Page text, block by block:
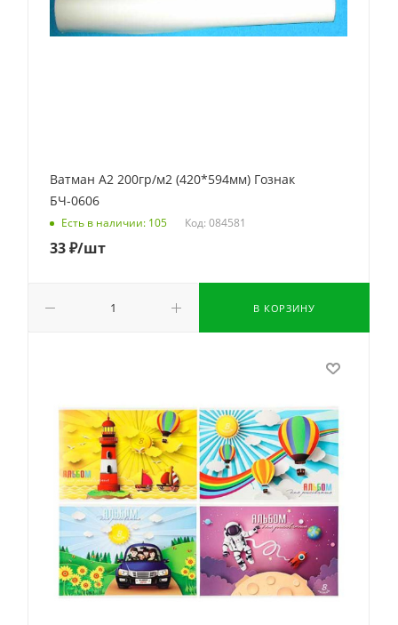
Ватман А2 200гр/м2 (420*594мм) Гознак
БЧ-0606
Есть в наличии: 105 Код: 084581
33₽/шт
В КОРЗИНУ